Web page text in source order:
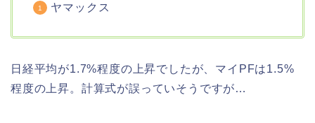
ヤマックス
日経平均が1.7%程度の上昇でしたが、マイPFは1.5%
程度の上昇。計算式が誤っていそうですが…